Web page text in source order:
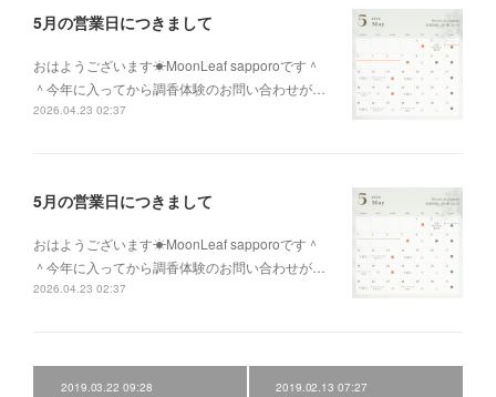
5月の営業日につきまして
おはようございます☀MoonLeaf sapporoです＾
＾今年に入ってから調香体験のお問い合わせが…
2026.04.23 02:37
5月の営業日につきまして
おはようございます☀MoonLeaf sapporoです＾
＾今年に入ってから調香体験のお問い合わせが…
2026.04.23 02:37
2019.03.22 09:28 2019.02.13 07:27